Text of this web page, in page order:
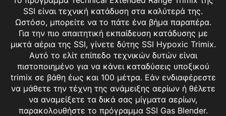
SSI είναι τεχνική κατάδυση στα καλύτερά της.
Ωστόσο, μπορείτε να το πάτε ένα βήμα παραπέρα.
Για την πιο απαιτητική εκπαίδευση κατάδυσης με
μικτά αέρια της SSI, γίνετε δύτης SSI Hypoxic Trimix.
Αυτό το ελίτ επίπεδο τεχνικών δυτών είναι
πιστοποιημένο για να κάνει καταδύσεις υποξικού
trimix σε βάθη έως και 100 μέτρα. Εάν ενδιαφέρεστε
να μάθετε την τέχνη της ανάμειξης αερίων ή θέλετε
να αναμείξετε τα δικά σας μίγματα αερίων,
παρακολουθήστε το πρόγραμμα SSI Gas Blender.